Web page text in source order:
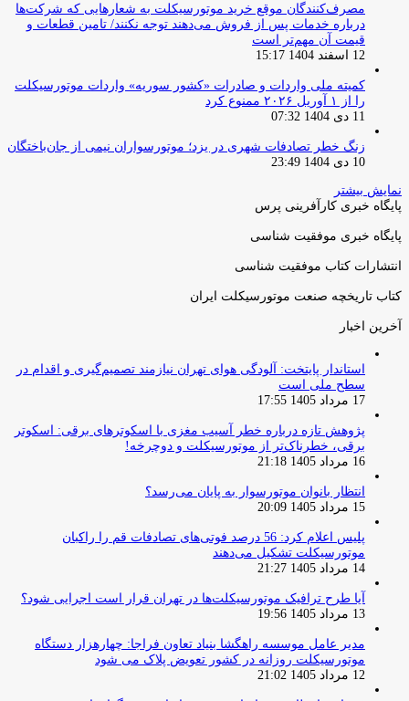
مصرف‌کنندگان موقع خرید موتورسیکلت به شعارهایی که شرکت‌ها
درباره خدمات پس از فروش می‌دهند توجه نکنند/ تامین قطعات و
قیمت آن مهم‌تر است
12 اسفند 1404 15:17
کمیته ملی واردات و صادرات «کشور سوریه» واردات موتورسیکلت
را از ۱ آوریل ۲۰۲۶ ممنوع کرد
11 دی 1404 07:32
زنگ خطر تصادفات شهری در یزد؛ موتورسواران نیمی از جان‌باختگان
10 دی 1404 23:49
نمایش بیشتر
پایگاه خبری کارآفرینی پرس
پایگاه خبری موفقیت شناسی
انتشارات کتاب موفقیت شناسی
کتاب تاریخچه صنعت موتورسیکلت ایران
آخرین اخبار
استاندار پایتخت: آلودگی هوای تهران نیازمند تصمیم‌گیری و اقدام در
سطح ملی است
17 مرداد 1405 17:55
پژوهش تازه درباره خطر آسیب مغزی با اسکوترهای برقی: اسکوتر
برقی، خطرناک‌تر از موتورسیکلت و دوچرخه!
16 مرداد 1405 21:18
انتظار بانوان موتورسوار به پایان می‌رسد؟
15 مرداد 1405 20:09
پلیس اعلام کرد: 56 درصد فوتی‌های تصادفات قم را راکبان
موتورسیکلت تشکیل می‌دهند
14 مرداد 1405 21:27
آیا طرح ترافیک موتورسیکلت‌ها در تهران قرار است اجرایی شود؟
13 مرداد 1405 19:56
مدیر عامل موسسه راهگشا بنیاد تعاون فراجا: چهارهزار دستگاه
موتورسیکلت روزانه در کشور تعویض پلاک می شود
12 مرداد 1405 21:02